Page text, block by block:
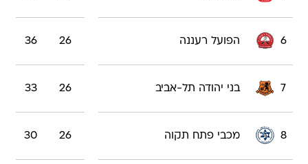
6 הפועל רעננה 26
36
7 בני יהודה תל-אביב 26
33
8 מכבי פתח תקוה 26
30